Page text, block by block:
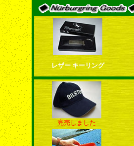
レザー キーリング
完売しました